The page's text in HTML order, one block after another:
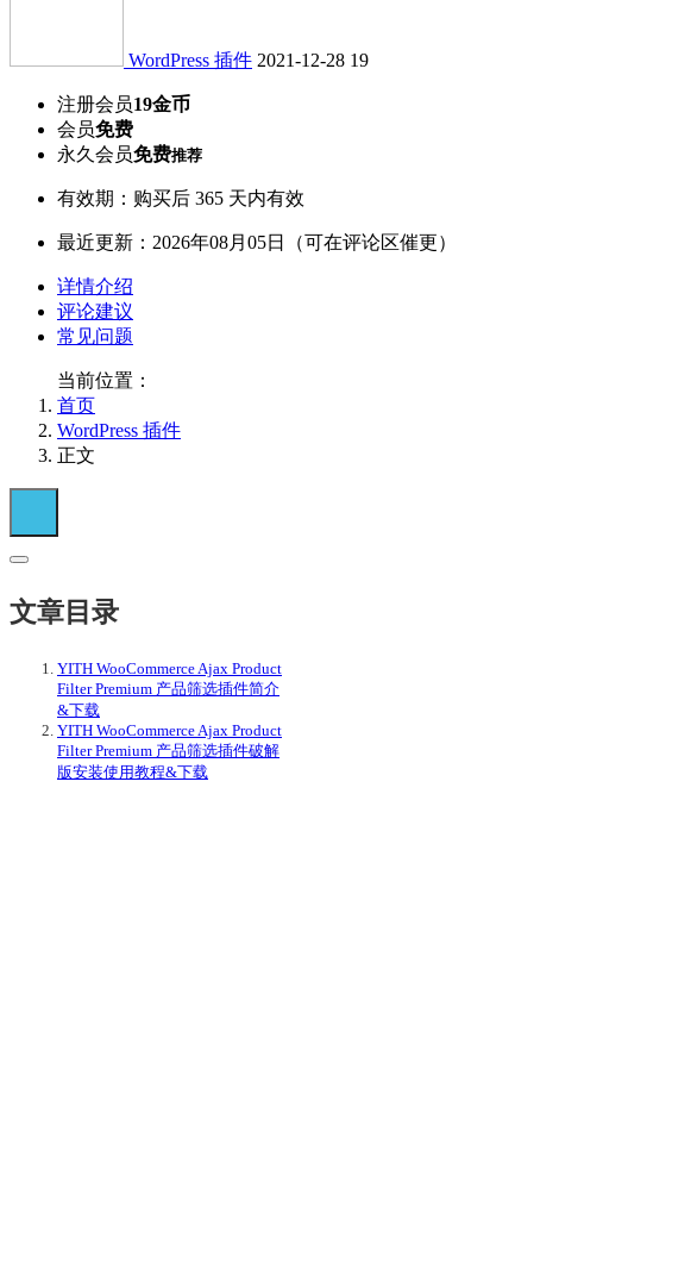
WordPress 插件 2021-12-28 19
注册会员19金币
会员免费
永久会员免费推荐
有效期：购买后 365 天内有效
最近更新：2026年08月05日（可在评论区催更）
详情介绍
评论建议
常见问题
当前位置：
首页
WordPress 插件
正文
文章目录
YITH WooCommerce Ajax Product
Filter Premium 产品筛选插件简介
&下载
YITH WooCommerce Ajax Product
Filter Premium 产品筛选插件破解
版安装使用教程&下载